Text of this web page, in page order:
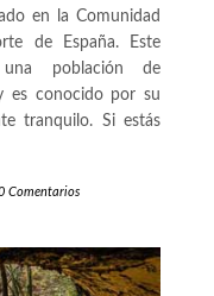
en la Comunidad
de España. Este
población de
es conocido por su
tranquilo. Si estás
Comentarios